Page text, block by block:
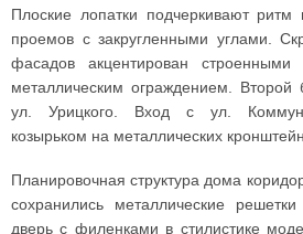
Плоские лопатки подчеркивают ритм
проемов с закругленными углами.
фасадов акцентирован
металлическим ограждением.
ул. Урицкого. Вход с ул.
козырьком на металлических
Планировочная структура дома
сохранились металлические
дверь с филенками в стилистике